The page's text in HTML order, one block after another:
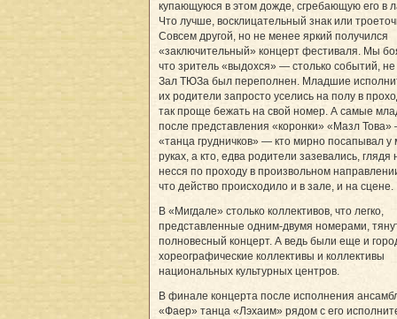
купающуюся в этом дожде, сгребающую его в
Что лучше, восклицательный знак или
Совсем другой, но не менее яркий получился
«заключительный» концерт фестиваля. Мы
что зритель «выдохся» — столько событий, не
Зал ТЮЗа был переполнен. Младшие
их родители запросто уселись на полу в
так проще бежать на свой номер. А самые
после представления «коронки» «Мазл
«танца грудничков» — кто мирно посапывал
руках, а кто, едва родители зазевались, глядя
несся по проходу в произвольном
что действо происходило и в зале, и на сцене.
В «Мигдале» столько коллективов, что легко,
представленные одним-двумя номерами,
полновесный концерт. А ведь были еще и
хореографические коллективы и коллективы
национальных культурных центров.
В финале концерта после исполнения
«Фаер» танца «Лэхаим» рядом с его